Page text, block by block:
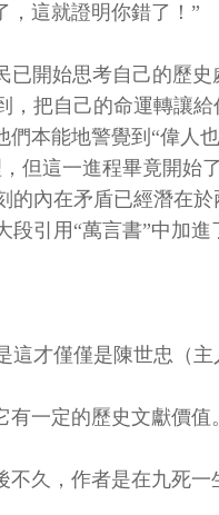
，這就證明你錯了！”
開始思考自己的歷
，把自己的命運轉讓
們本能地警覺到“偉人
但這一進程畢竟開始
的內在矛盾已經潛在
段引用“萬言書”中加
這才僅僅是陳世忠（
一定的歷史文獻價值
久，作者是在九死一